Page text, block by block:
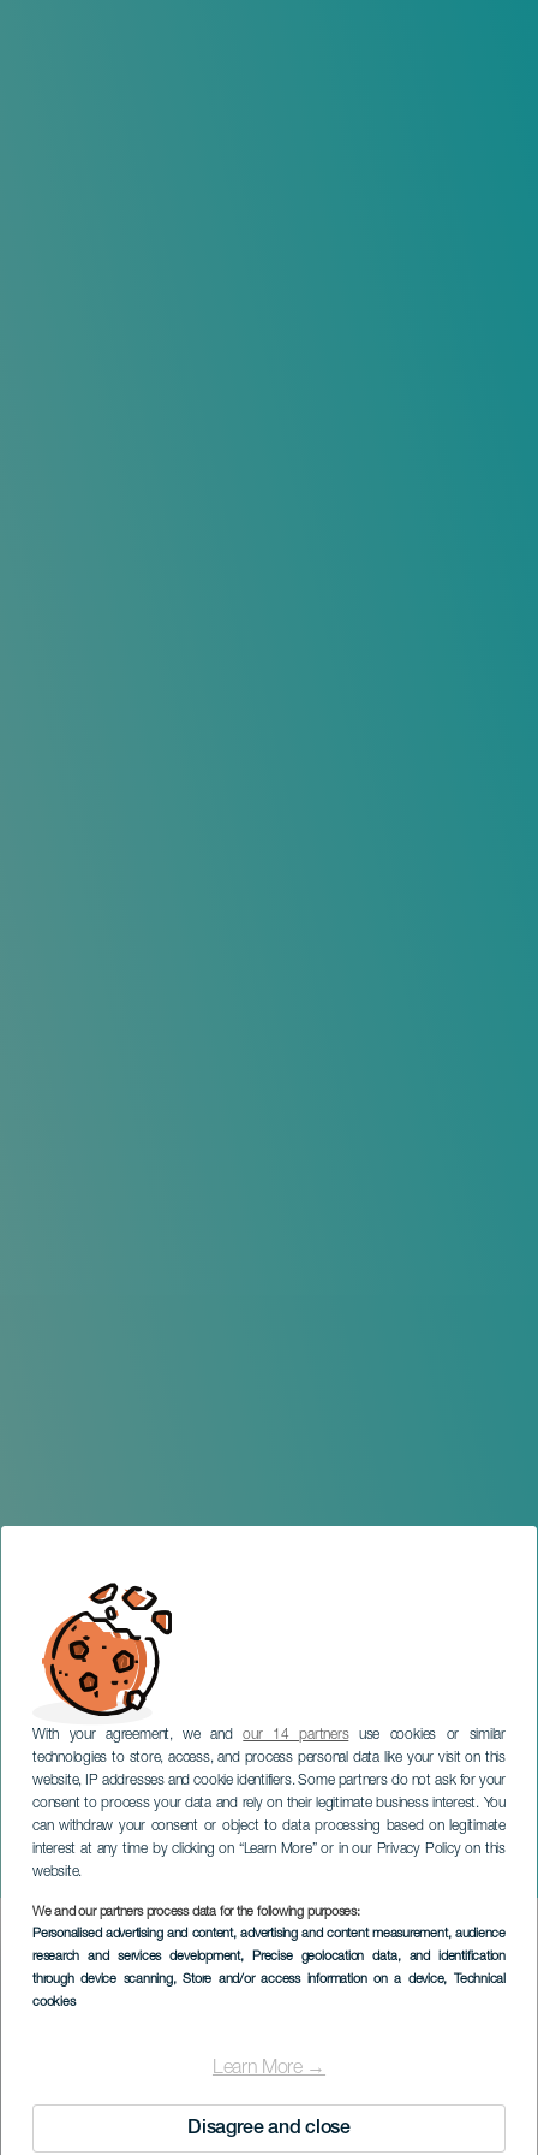
With your agreement, we andour 14 partnersuse cookies or similar
technologies to store, access, and process personal data like your visit on this
website, IP addresses and cookie identifiers. Some partners do not ask for your
consent to process your data and rely on their legitimate business interest. You
can withdraw your consent or object to data processing based on legitimate
interest at any time by clicking on “Learn More” or in our Privacy Policy on this
website.
We and our partners process data for the following purposes:
Personalised advertising and content, advertising and content measurement, audience
research and services development, Precise geolocation data, and identification
through device scanning, Store and/or access information on a device, Technical
cookies
Learn More →
Disagree and close
Pablo Araya & Josu
Okiñena: Musica e poesia
LANZAROTE
Imagen
Listado